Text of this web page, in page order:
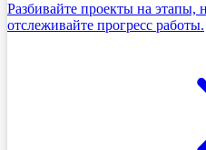
Разбивайте проекты на этапы,
отслеживайте прогресс работы.